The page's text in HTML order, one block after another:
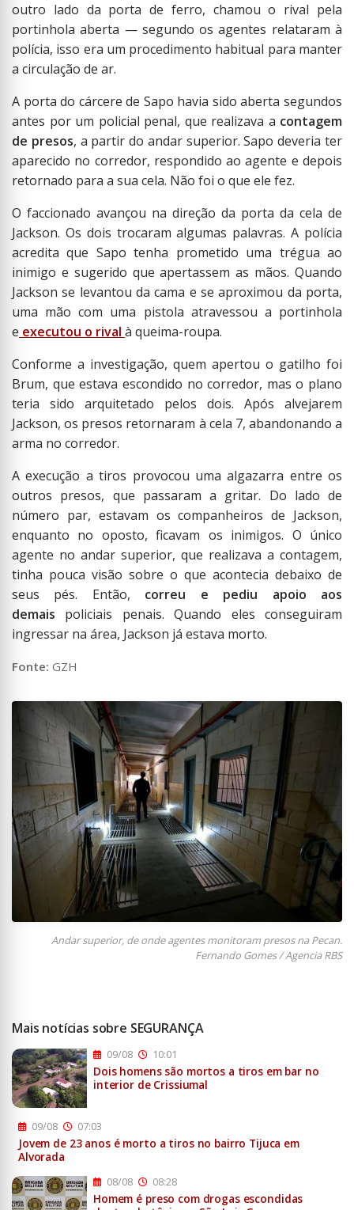
outro lado da porta de ferro, chamou o rival pela
portinhola aberta — segundo os agentes relataram à
polícia, isso era um procedimento habitual para manter
a circulação de ar.
A porta do cárcere de Sapo havia sido aberta segundos
antes por um policial penal, que realizava a contagem
de presos, a partir do andar superior. Sapo deveria ter
aparecido no corredor, respondido ao agente e depois
retornado para a sua cela. Não foi o que ele fez.
O faccionado avançou na direção da porta da cela de
Jackson. Os dois trocaram algumas palavras. A polícia
acredita que Sapo tenha prometido uma trégua ao
inimigo e sugerido que apertassem as mãos. Quando
Jackson se levantou da cama e se aproximou da porta,
uma mão com uma pistola atravessou a portinhola
e executou o rival à queima-roupa.
Conforme a investigação, quem apertou o gatilho foi
Brum, que estava escondido no corredor, mas o plano
teria sido arquitetado pelos dois. Após alvejarem
Jackson, os presos retornaram à cela 7, abandonando a
arma no corredor.
A execução a tiros provocou uma algazarra entre os
outros presos, que passaram a gritar. Do lado de
número par, estavam os companheiros de Jackson,
enquanto no oposto, ficavam os inimigos. O único
agente no andar superior, que realizava a contagem,
tinha pouca visão sobre o que acontecia debaixo de
seus pés. Então, correu e pediu apoio aos
demais policiais penais. Quando eles conseguiram
ingressar na área, Jackson já estava morto.
Fonte: GZH
Andar superior, de onde agentes monitoram presos na Pecan.
Fernando Gomes / Agencia RBS
Mais notícias sobre SEGURANÇA
09/08 10:01
Dois homens são mortos a tiros em bar no
interior de Crissiumal
09/08 07:03
Jovem de 23 anos é morto a tiros no bairro Tijuca em
Alvorada
08/08 08:28
Homem é preso com drogas escondidas